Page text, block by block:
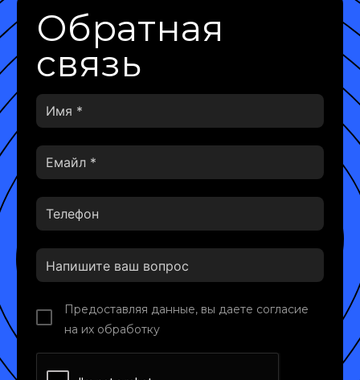
Обратная
связь
Предоставляя данные, вы даете согласие
на их обработку